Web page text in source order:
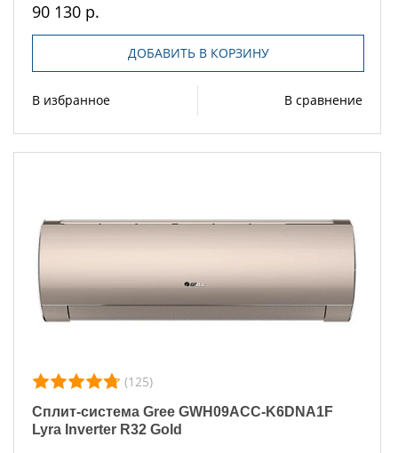
90 130 р.
ДОБАВИТЬ В КОРЗИНУ
В избранное В сравнение
(125)
Сплит-система Gree GWH09ACC-K6DNA1F
Lyra Inverter R32 Gold